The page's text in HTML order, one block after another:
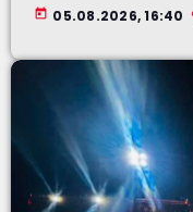
today 05.08.2026, 16:40